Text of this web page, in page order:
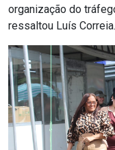
organização do
ressaltou Luís Correia.